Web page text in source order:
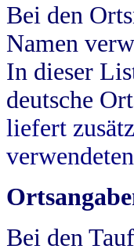
Bei den
Namen
In dieser
deutsche
liefert
Bei den